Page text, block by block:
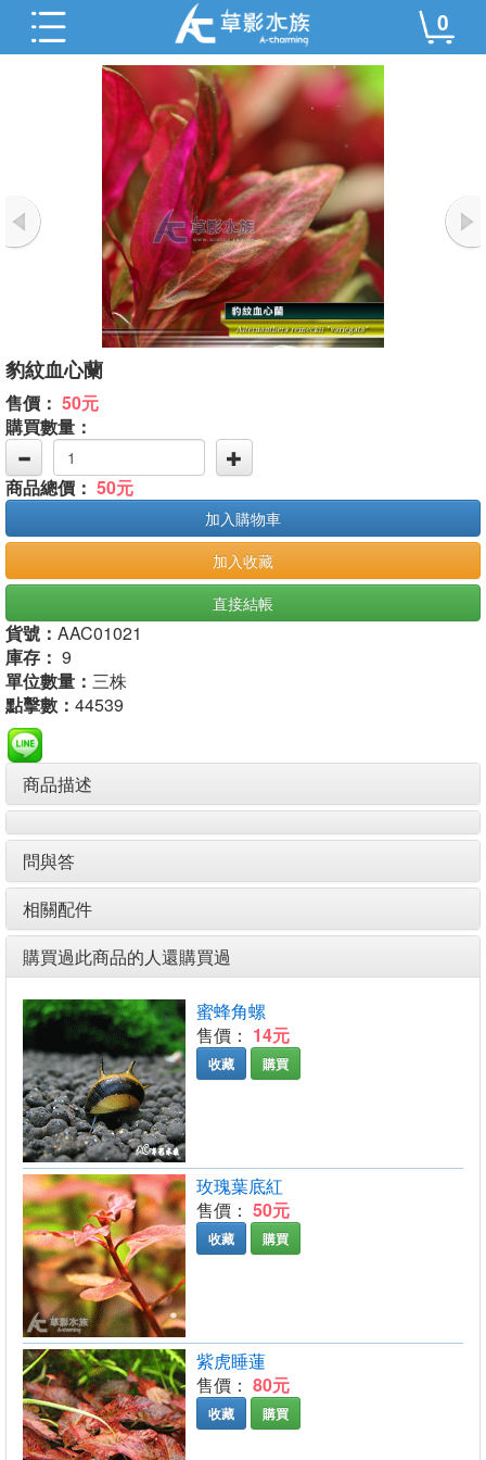
0
豹紋血心蘭
售價： 50元
購買數量：
商品總價： 50元
加入購物車
加入收藏
直接結帳
貨號： AAC01021
庫存： 9
單位數量： 三株
點擊數： 44539
商品描述
問與答
相關配件
購買過此商品的人還購買過
蜜蜂角螺
售價： 14元
收藏 購買
玫瑰葉底紅
售價： 50元
收藏 購買
紫虎睡蓮
售價： 80元
收藏 購買